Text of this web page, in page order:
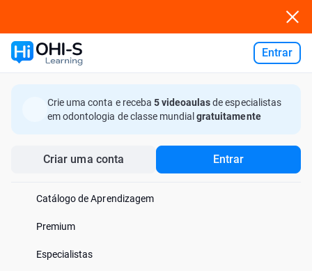
Entrar
Crie uma conta e receba 5 videoaulasde especialistas
em odontologia de classe mundialgratuitamente
Criar uma conta Entrar
Catálogo de Aprendizagem
Premium
Especialistas